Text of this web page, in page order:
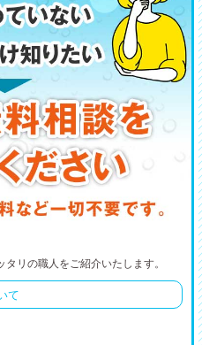
リの職人をご紹介いたします。
て